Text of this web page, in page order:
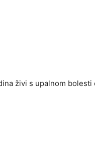
živi s upalnom bolesti